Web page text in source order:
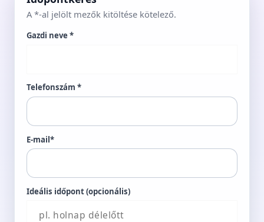
A *-al jelölt mezők kitöltése kötelező.
Gazdi neve *
Telefonszám *
E-mail*
Ideális időpont (opcionális)